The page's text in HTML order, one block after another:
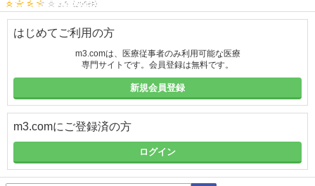
はじめてご利用の方
m3.comは、医療従事者のみ利用可能な医療
専門サイトです。会員登録は無料です。
新規会員登録
m3.comにご登録済の方
ログイン